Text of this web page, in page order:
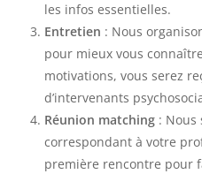
les infos essentielles.
Entretien : Nous
pour mieux vous
motivations, vous serez
d’intervenants
Réunion matching : Nous
correspondant à votre
première rencontre pour